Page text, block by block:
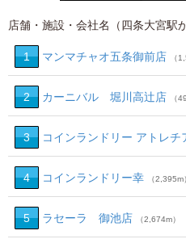
店舗・施設・会社名（四条大宮駅
1 マンマチャオ五条御前店 （
2 カーニバル 堀川高辻店 （
3 コインランドリー アトレチ
4 コインランドリー幸 （2,395m
5 ラセーラ 御池店 （2,674m）